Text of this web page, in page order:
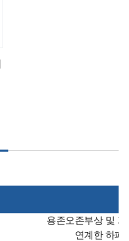
용존오존부상 및
연계한 하폐